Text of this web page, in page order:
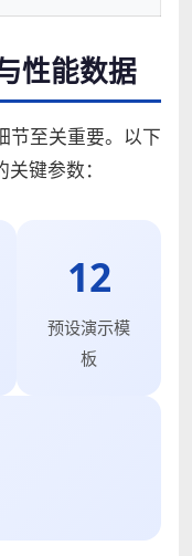
性能数据
节至关重要。以下
键参数：
12
预设演示模
板